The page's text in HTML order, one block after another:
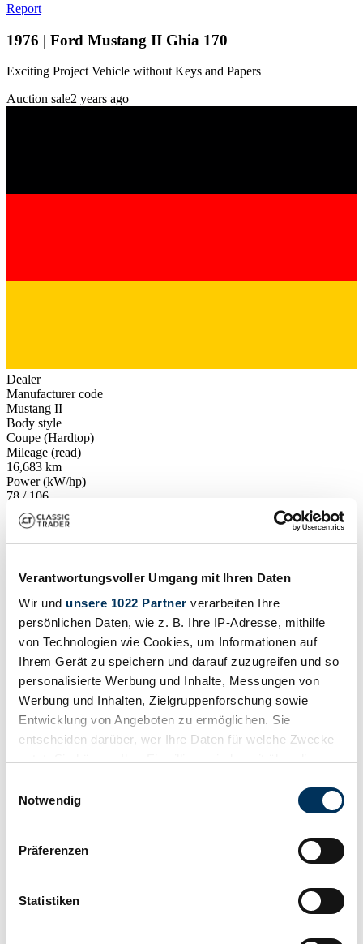
Verantwortungsvoller Umgang mit Ihren Daten
Wir und unsere 1022 Partner verarbeiten Ihre
persönlichen Daten, wie z. B. Ihre IP-Adresse, mithilfe
von Technologien wie Cookies, um Informationen auf
Ihrem Gerät zu speichern und darauf zuzugreifen und so
personalisierte Werbung und Inhalte, Messungen von
Werbung und Inhalten, Zielgruppenforschung sowie
Entwicklung von Angeboten zu ermöglichen. Sie
entscheiden darüber, wer Ihre Daten für welche Zwecke
Trigger Symbol ändern oder widerrufen
Informationen über Ihre geografische Lage
können
bestimmten Merkmalen (Fingerprinting) identifizieren
Notwendig
Präferenzen
Statistiken
Report
1976 | Ford Mustang II Ghia 170
Exciting Project Vehicle without Keys and Papers
Auction sale2 years ago
Dealer
Manufacturer code
Mustang II
Body style
Coupe (Hardtop)
Mileage (read)
16,683 km
Power (kW/hp)
78 / 106